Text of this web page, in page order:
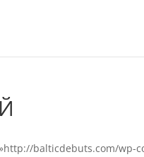
balticdebuts.com/wp-